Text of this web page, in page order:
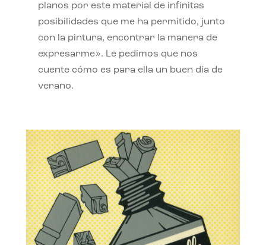
planos por este material de infinitas
posibilidades que me ha permitido, junto
con la pintura, encontrar la manera de
expresarme». Le pedimos que nos
cuente cómo es para ella un buen día de
verano.